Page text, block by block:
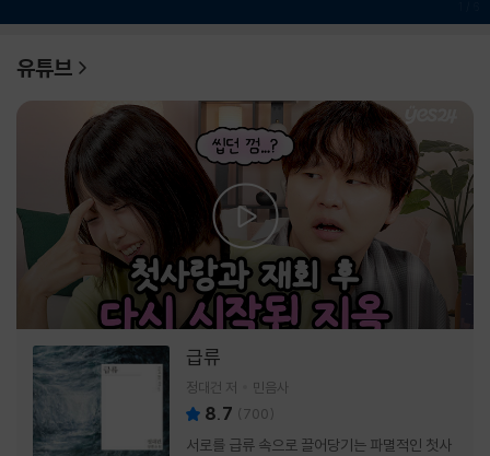
유튜브
급류
정대건 저 민음사
8.7 (700)
서로를 급류 속으로 끌어당기는 파멸적인 첫사